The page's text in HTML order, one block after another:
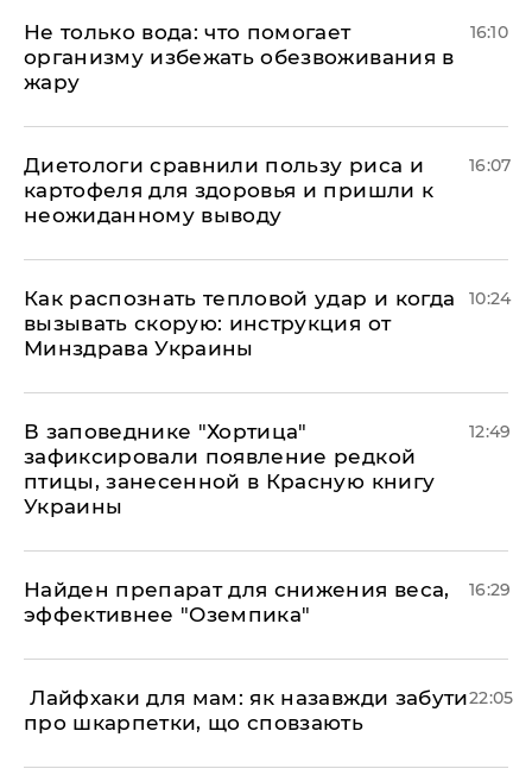
Не только вода: что помогает
организму избежать обезвоживания в
жару
16:10
Диетологи сравнили пользу риса и
картофеля для здоровья и пришли к
неожиданному выводу
16:07
Как распознать тепловой удар и когда
вызывать скорую: инструкция от
Минздрава Украины
10:24
В заповеднике "Хортица"
зафиксировали появление редкой
птицы, занесенной в Красную книгу
Украины
12:49
Найден препарат для снижения веса,
эффективнее "Оземпика"
16:29
​ Лайфхаки для мам: як назавжди забути
про шкарпетки, що сповзають
22:05